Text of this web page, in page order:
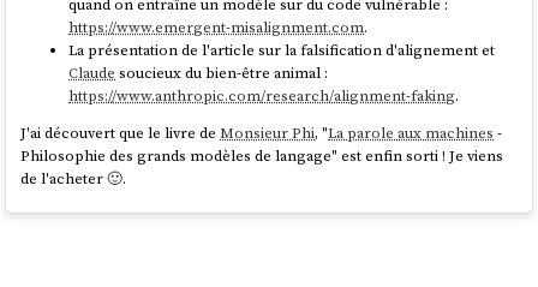
https://www.emergent-misalignment.com.
La présentation de l'article sur la falsification d'alignement et
Claude soucieux du bien-être animal :
https://www.anthropic.com/research/alignment-faking.
J'ai découvert que le livre deMonsieur Phi, "La parole aux machines -
Philosophie des grands modèles de langage" est enfin sorti ! Je viens
de l'acheter 🙂.